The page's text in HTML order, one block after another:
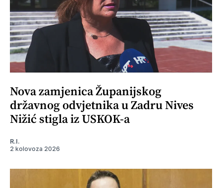
Nova zamjenica Županijskog
državnog odvjetnika u Zadru Nives
Nižić stigla iz USKOK-a
R.I.
2 kolovoza 2026